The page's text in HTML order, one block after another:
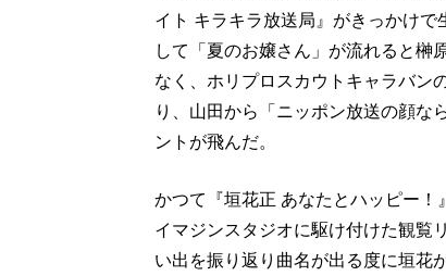
イト キラキラ放送局』がきっかけ
して「夏のお嬢さん」が流れると榊
なく、ホリプロスカウトキャラバン
り、山田から「ニッポン放送の顔な
ントが飛んだ。
かつて『垣花正 あなたとハッピー！
イマジンスタジオに駆け付けた観覧
い出を振り返り曲名が出る度に垣花